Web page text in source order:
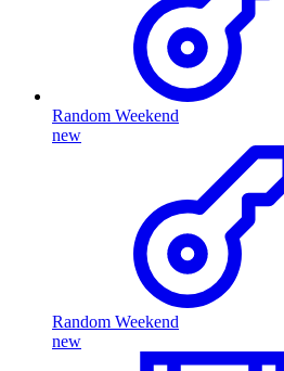
Random Weekend
new
Random Weekend
new